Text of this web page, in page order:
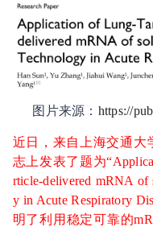
图片来源： https://
近日，来自上海交通大
志上发表了题为
rticle-delivered mRNA of
y in Acute Respiratory
明了利用稳定可靠的